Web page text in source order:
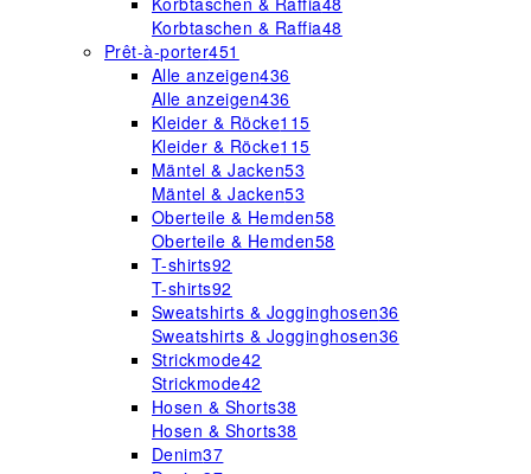
Korbtaschen & Raffia48
Prêt-à-porter451
Alle anzeigen436
Alle anzeigen436
Kleider & Röcke115
Kleider & Röcke115
Mäntel & Jacken53
Mäntel & Jacken53
Oberteile & Hemden58
Oberteile & Hemden58
T-shirts92
T-shirts92
Sweatshirts & Jogginghosen36
Sweatshirts & Jogginghosen36
Strickmode42
Strickmode42
Hosen & Shorts38
Hosen & Shorts38
Denim37